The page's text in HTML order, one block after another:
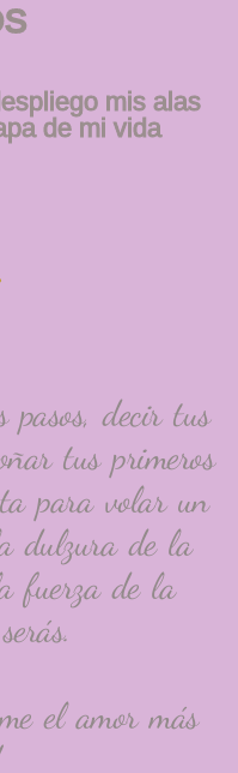
mis alas
de mi vida
pasos, decir tus
tus primeros
para volar un
dulzura de la
fuerza de la
el amor más